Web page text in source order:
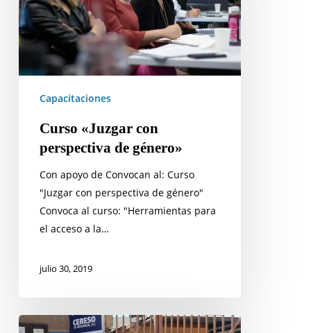
de
género»
Capacitaciones
Curso «Juzgar con
perspectiva de género»
Con apoyo de Convocan al: Curso
"Juzgar con perspectiva de género"
Convoca al curso: "Herramientas para
el acceso a la…
julio 30, 2019
Las